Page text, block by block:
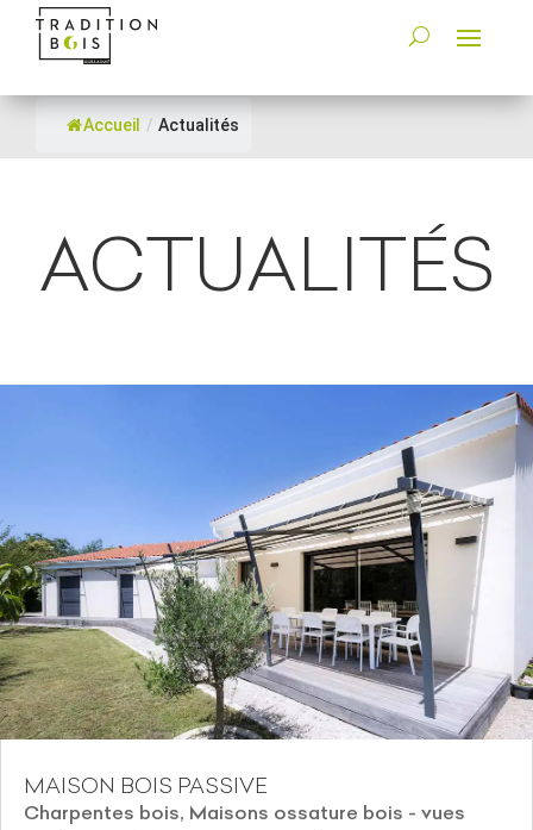
Accueil / Actualités
ACTUALITÉS
MAISON BOIS PASSIVE
Charpentes bois, Maisons ossature bois - vues